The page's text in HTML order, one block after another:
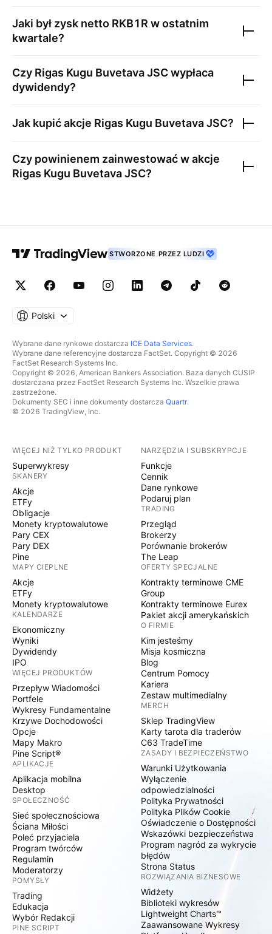
Jaki był zysk netto RKB1R w ostatnim
kwartale?
Czy Rigas Kugu Buvetava JSCwypłaca
dywidendy?
Jak kupić akcje Rigas Kugu Buvetava JSC?
Czy powinienem zainwestować w akcje
Rigas Kugu Buvetava JSC?
STWORZONE PRZEZ LUDZI
Polski
Wybrane dane rynkowe dostarcza ICE Data Services.
Wybrane dane referencyjne dostarcza FactSet. Copyright © 2026
FactSet Research Systems Inc.
Copyright © 2026, American Bankers Association. Baza danych CUSIP
dostarczana przez FactSet Research Systems Inc. Wszelkie prawa
zastrzeżone.
Dokumenty SEC i inne dokumenty dostarcza Quartr.
© 2026 TradingView, Inc.
WIĘCEJ NIŻ TYLKO PRODUKT
Superwykresy
SKANERY
Akcje
ETFy
Obligacje
Monety kryptowalutowe
Pary CEX
Pary DEX
Pine
MAPY CIEPLNE
Akcje
ETFy
Monety kryptowalutowe
KALENDARZE
Ekonomiczny
Wyniki
Dywidendy
IPO
WIĘCEJ PRODUKTÓW
Przepływ Wiadomości
Portfele
Wykresy Fundamentalne
Krzywe Dochodowości
Opcje
Mapy Makro
Pine Script®
APLIKACJE
Aplikacja mobilna
Desktop
SPOŁECZNOŚĆ
Sieć społecznościowa
Ściana Miłości
Poleć przyjaciela
Program twórców
Regulamin
Moderatorzy
POMYSŁY
Trading
Edukacja
Wybór Redakcji
PINE SCRIPT
NARZĘDZIA I SUBSKRYPCJE
Funkcje
Cennik
Dane rynkowe
Podaruj plan
TRADING
Przegląd
Brokerzy
Porównanie brokerów
The Leap
OFERTY SPECJALNE
Kontrakty terminowe CME
Group
Kontrakty terminowe Eurex
Pakiet akcji amerykańskich
O FIRMIE
Kim jesteśmy
Misja kosmiczna
Blog
Centrum Pomocy
Kariera
Zestaw multimedialny
MERCH
Sklep TradingView
Karty tarota dla traderów
C63 TradeTime
ZASADY I BEZPIECZEŃSTWO
Warunki Użytkowania
Wyłączenie
odpowiedzialności
Polityka Prywatności
Polityka Plików Cookie
Oświadczenie o Dostępności
Wskazówki bezpieczeństwa
Program nagród za wykrycie
błędów
Strona Status
ROZWIĄZANIA BIZNESOWE
Widżety
Biblioteki wykresów
Lightweight Charts™
Zaawansowane Wykresy